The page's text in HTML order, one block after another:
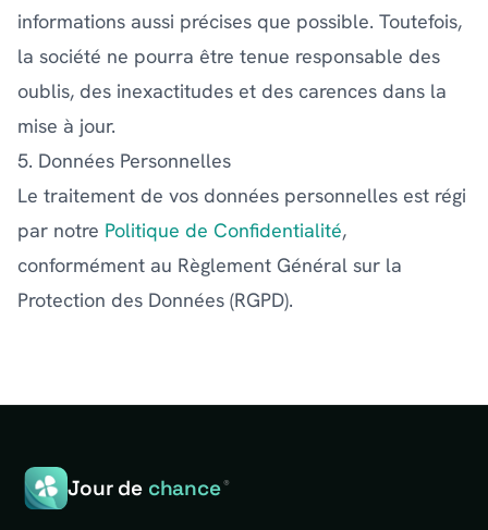
informations aussi précises que possible. Toutefois,
la société ne pourra être tenue responsable des
oublis, des inexactitudes et des carences dans la
mise à jour.
5. Données Personnelles
Le traitement de vos données personnelles est régi
par notre Politique de Confidentialité,
conformément au Règlement Général sur la
Protection des Données (RGPD).
Jour de chance®